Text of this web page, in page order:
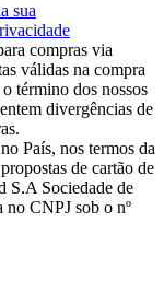
sua
compras via
válidas na compra
término dos nossos
divergências de
País, nos termos da
de cartão de
S.A Sociedade de
CNPJ sob o nº